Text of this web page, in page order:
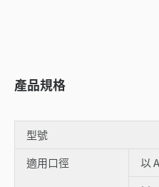
產品規格
型號
適用口徑
以